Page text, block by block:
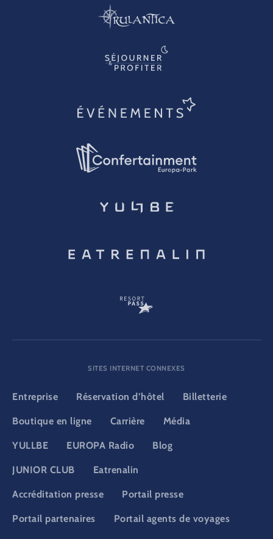
SITES INTERNET CONNEXES
Entreprise Réservation d’hôtel Billetterie
Boutique en ligne Carrière Média
YULLBE EUROPA Radio Blog
JUNIOR CLUB Eatrenalin
Accréditation presse Portail presse
Portail partenaires Portail agents de voyages